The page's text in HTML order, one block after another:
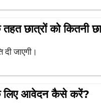
छात्रों को कितनी
दी जाएगी।
लिए आवेदन कैसे करें?